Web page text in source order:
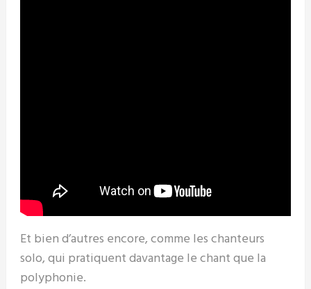
Et bien d’autres encore, comme les chanteurs
solo, qui pratiquent davantage le chant que la
polyphonie.